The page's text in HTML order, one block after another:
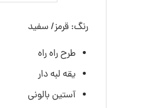
رنگ: قرمز/ سفید
طرح راه راه
یقه لبه دار
آستین بالونی